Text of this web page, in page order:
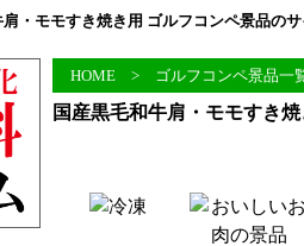
・モモすき焼き用 ゴルフコンペ景品のサ
HOME > ゴルフコンペ景品一
国産黒毛和牛肩・モモすき焼